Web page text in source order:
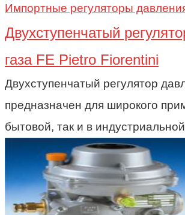
Импортные регуляторы
Двухступенчатый
газа FE Pietro Fiorentini
Двухступенчатый регулятор
предназначен для широкого
бытовой, так и в индустриальной